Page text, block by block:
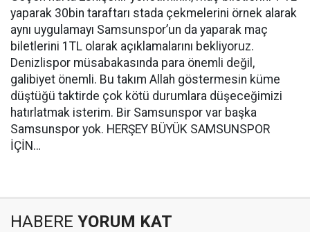
yaparak 30bin taraftarı stada çekmelerini örnek alarak
aynı uygulamayı Samsunspor’un da yaparak maç
biletlerini 1TL olarak açıklamalarını bekliyoruz.
Denizlispor müsabakasında para önemli değil,
galibiyet önemli. Bu takım Allah göstermesin küme
düştüğü taktirde çok kötü durumlara düşeceğimizi
hatırlatmak isterim. Bir Samsunspor var başka
Samsunspor yok. HERŞEY BÜYÜK SAMSUNSPOR
İÇİN…
HABERE YORUM KAT